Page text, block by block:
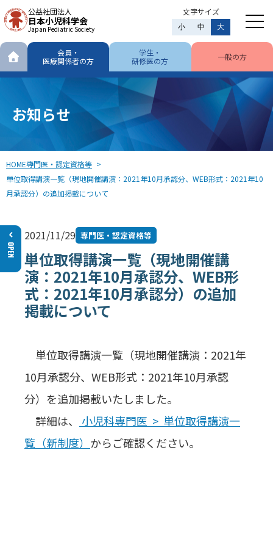
公益社団法人
日本小児科学会
Japan Pediatric Society
文字サイズ
小 中 大
会員・
医療関係者の方
学生・
研修医の方
一般の方
お知らせ
HOME専門医・認定資格等
単位取得講演一覧（現地開催講演：2021年10月承認分、WEB形式：2021年10
月承認分）の追加掲載について
2021/11/29 専門医・認定資格等
単位取得講演一覧（現地開催講
演：2021年10月承認分、WEB形
式：2021年10月承認分）の追加
掲載について
単位取得講演一覧（現地開催講演：2021年
10月承認分、WEB形式：2021年10月承認
分）を追加掲載いたしました。
詳細は、
小児科専門医 > 単位取得講演一
覧（新制度） からご確認ください。